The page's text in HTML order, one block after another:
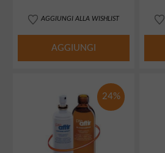
AGGIUNGI ALLA WISHLIST
AGGIUNGI
24%